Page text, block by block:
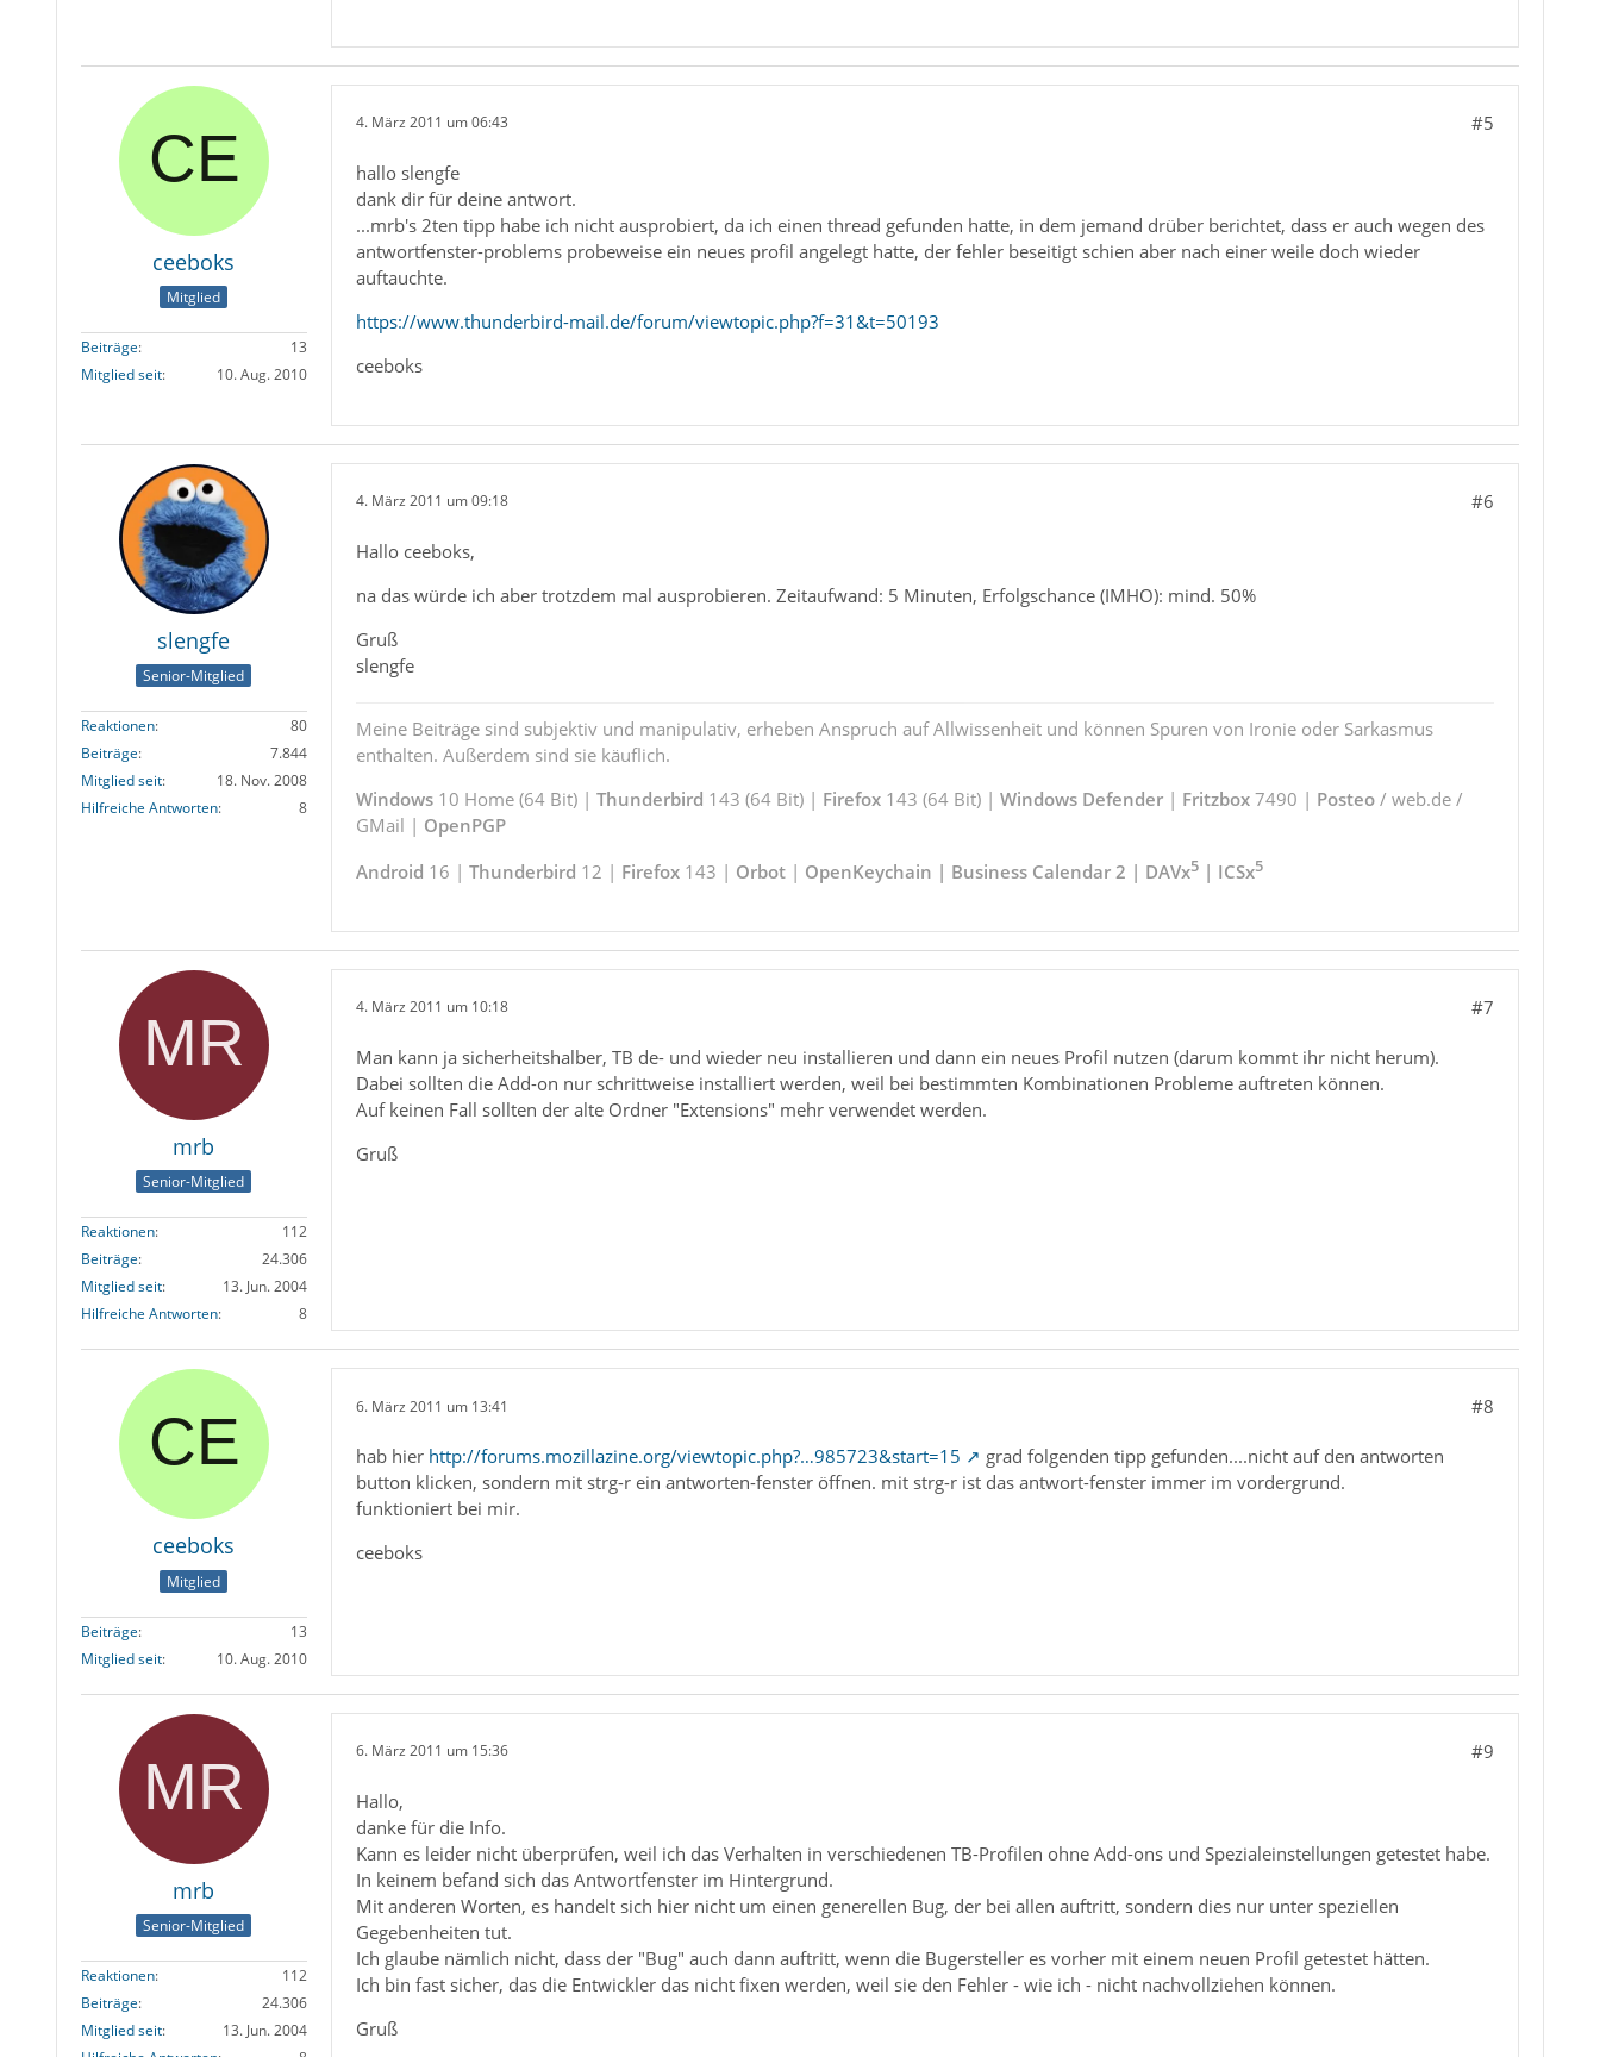
ceeboks
Mitglied
Beiträge
13
Mitglied seit
10. Aug. 2010
4. März 2011 um 06:43 #5
hallo slengfe
dank dir für deine antwort.
...mrb's 2ten tipp habe ich nicht ausprobiert, da ich einen thread gefunden hatte, in dem jemand drüber berichtet, dass er auch wegen des
antwortfenster-problems probeweise ein neues profil angelegt hatte, der fehler beseitigt schien aber nach einer weile doch wieder
auftauchte.
https://www.thunderbird-mail.de/forum/viewtopic.php?f=31&t=50193
ceeboks
slengfe
Senior-Mitglied
Reaktionen
80
Beiträge
7.844
Mitglied seit
18. Nov. 2008
Hilfreiche Antworten
8
4. März 2011 um 09:18 #6
Hallo ceeboks,
na das würde ich aber trotzdem mal ausprobieren. Zeitaufwand: 5 Minuten, Erfolgschance (IMHO): mind. 50%
Gruß
slengfe
Meine Beiträge sind subjektiv und manipulativ, erheben Anspruch auf Allwissenheit und können Spuren von Ironie oder Sarkasmus
enthalten. Außerdem sind sie käuflich.
Windows10 Home (64 Bit) | Thunderbird 143 (64 Bit) | Firefox143 (64 Bit) | Windows Defender| Fritzbox7490 | Posteo/ web.de /
GMail | OpenPGP
Android 16 | Thunderbird 12 | Firefox143 | Orbot| OpenKeychain | Business Calendar 2 | DAVx5| ICSx5
mrb
Senior-Mitglied
Reaktionen
112
Beiträge
24.306
Mitglied seit
13. Jun. 2004
Hilfreiche Antworten
8
4. März 2011 um 10:18 #7
Man kann ja sicherheitshalber, TB de- und wieder neu installieren und dann ein neues Profil nutzen (darum kommt ihr nicht herum).
Dabei sollten die Add-on nur schrittweise installiert werden, weil bei bestimmten Kombinationen Probleme auftreten können.
Auf keinen Fall sollten der alte Ordner "Extensions" mehr verwendet werden.
Gruß
ceeboks
Mitglied
Beiträge
13
Mitglied seit
10. Aug. 2010
6. März 2011 um 13:41 #8
hab hier http://forums.mozillazine.org/viewtopic.php?…985723&start=15
grad folgenden tipp gefunden....nicht auf den antworten
button klicken, sondern mit strg-r ein antworten-fenster öffnen. mit strg-r ist das antwort-fenster immer im vordergrund.
funktioniert bei mir.
ceeboks
mrb
Senior-Mitglied
Reaktionen
112
Beiträge
24.306
Mitglied seit
13. Jun. 2004
6. März 2011 um 15:36 #9
Hallo,
danke für die Info.
Kann es leider nicht überprüfen, weil ich das Verhalten in verschiedenen TB-Profilen ohne Add-ons und Spezialeinstellungen getestet habe.
In keinem befand sich das Antwortfenster im Hintergrund.
Mit anderen Worten, es handelt sich hier nicht um einen generellen Bug, der bei allen auftritt, sondern dies nur unter speziellen
Gegebenheiten tut.
Ich glaube nämlich nicht, dass der "Bug" auch dann auftritt, wenn die Bugersteller es vorher mit einem neuen Profil getestet hätten.
Ich bin fast sicher, das die Entwickler das nicht fixen werden, weil sie den Fehler - wie ich - nicht nachvollziehen können.
Gruß